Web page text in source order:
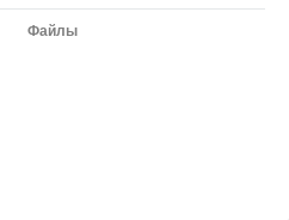
Файлы